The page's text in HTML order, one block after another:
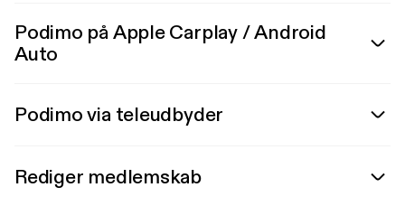
Podimo på Apple Carplay / Android
Auto
Podimo via teleudbyder
Rediger medlemskab